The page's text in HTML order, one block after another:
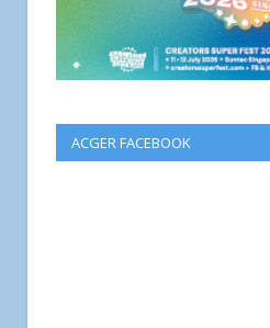
ACGER FACEBOOK